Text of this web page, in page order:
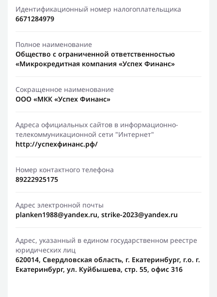
Идентификационный номер налогоплательщика
6671284979
Полное наименование
Общество с ограниченной ответственностью
«Микрокредитная компания «Успех Финанс»
Сокращенное наименование
ООО «МКК «Успех Финанс»
Адреса официальных сайтов в информационно-
телекоммуникационной сети "Интернет"
http://успехфинанс.рф/
Номер контактного телефона
89222925175
Адрес электронной почты
planken1988@yandex.ru, strike-2023@yandex.ru
Адрес, указанный в едином государственном реестре
юридических лиц
620014, Свердловская область, г. Екатеринбург, г.о. г.
Екатеринбург, ул. Куйбышева, стр. 55, офис 316